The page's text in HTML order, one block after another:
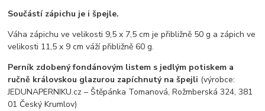
Součástí zápichu je i špejle.
Váha zápichu ve velikosti 9,5 x 7,5 cm je přibližně 50 g a zápich ve
velikosti 11,5 x 9 cm váží přibližně 60 g.
Perník zdobený fondánovým listem s jedlým potiskem a
ručně královskou glazurou zapíchnutý na špejli (výrobce:
JEDUNAPERNIKU.cz – Štěpánka Tomanová, Rožmberská 324, 381
01 Český Krumlov)